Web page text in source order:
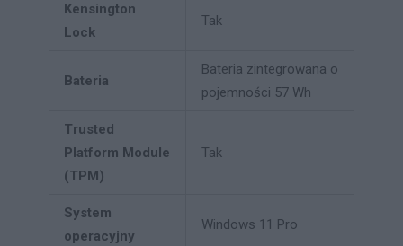
Kensington
Lock
Tak
Bateria
Bateria zintegrowana o
pojemności 57 Wh
Trusted
Platform Module
(TPM)
Tak
System
operacyjny
Windows 11 Pro